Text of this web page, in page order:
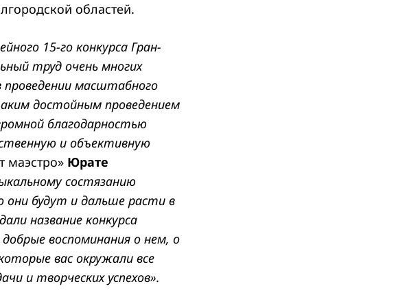
областей.
15-го конкурса Гран-
труд очень многих
проведении масштабного
достойным проведением
благодарностью
и объективную
маэстро» Юрате
состязанию
будут и дальше расти в
название конкурса
воспоминания о нем, о
вас окружали все
и творческих успехов».